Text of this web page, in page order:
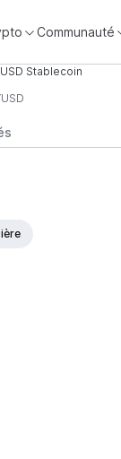
Communauté
Stablecoin